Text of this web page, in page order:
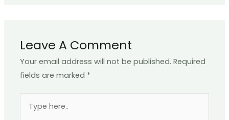
Leave A Comment
Your email address will not be published. Required
fields are marked *
here..